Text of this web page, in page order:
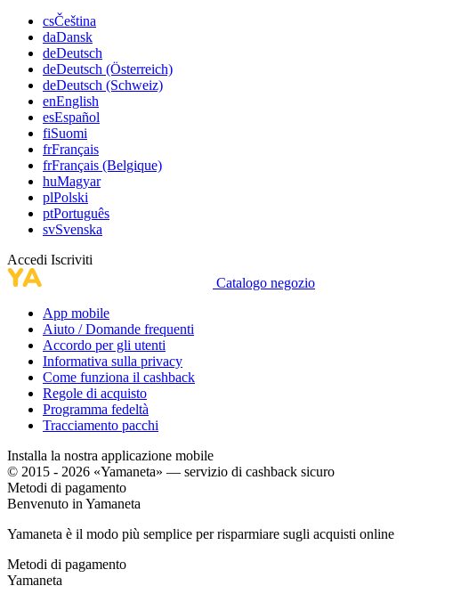
csČeština
daDansk
deDeutsch
deDeutsch (Österreich)
deDeutsch (Schweiz)
enEnglish
esEspañol
fiSuomi
frFrançais
frFrançais (Belgique)
huMagyar
plPolski
ptPortuguês
svSvenska
Accedi Iscriviti
Catalogo negozio
App mobile
Aiuto / Domande frequenti
Accordo per gli utenti
Informativa sulla privacy
Come funziona il cashback
Regole di acquisto
Programma fedeltà
Tracciamento pacchi
Installa la nostra applicazione mobile
© 2015 - 2026 «Yamaneta» — servizio di cashback sicuro
Metodi di pagamento
Benvenuto in Yamaneta
Yamaneta è il modo più semplice per risparmiare sugli acquisti online
Metodi di pagamento
Yamaneta